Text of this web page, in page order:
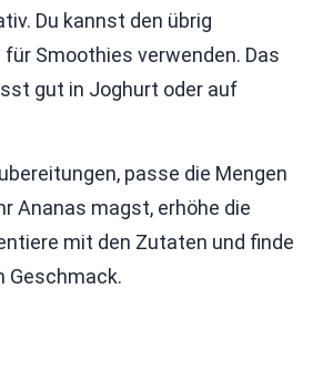
Du kannst den übrig
für Smoothies verwenden. Das
gut in Joghurt oder auf
passe die Mengen
Ananas magst, erhöhe die
mit den Zutaten und finde
Geschmack.